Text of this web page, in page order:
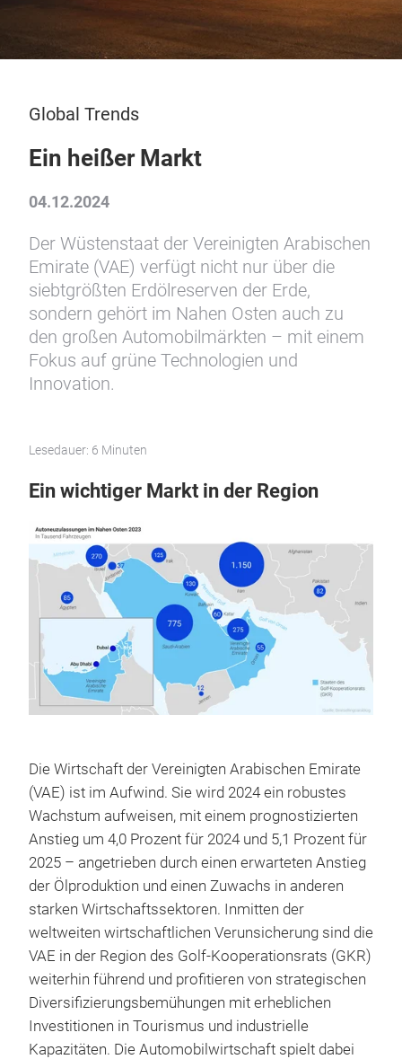
Global Trends
Ein heißer Markt
04.12.2024
Der Wüstenstaat der Vereinigten Arabischen
Emirate (VAE) verfügt nicht nur über die
siebtgrößten Erdölreserven der Erde,
sondern gehört im Nahen Osten auch zu
den großen Automobilmärkten – mit einem
Fokus auf grüne Technologien und
Innovation.
Lesedauer: 6 Minuten
Ein wichtiger Markt in der Region
Die Wirtschaft der Vereinigten Arabischen Emirate
(VAE) ist im Aufwind. Sie wird 2024 ein robustes
Wachstum aufweisen, mit einem prognostizierten
Anstieg um 4,0 Prozent für 2024 und 5,1 Prozent für
2025 – angetrieben durch einen erwarteten Anstieg
der Ölproduktion und einen Zuwachs in anderen
starken Wirtschaftssektoren. Inmitten der
weltweiten wirtschaftlichen Verunsicherung sind die
VAE in der Region des Golf-Kooperationsrats (GKR)
weiterhin führend und profitieren von strategischen
Diversifizierungsbemühungen mit erheblichen
Investitionen in Tourismus und industrielle
Kapazitäten. Die Automobilwirtschaft spielt dabei